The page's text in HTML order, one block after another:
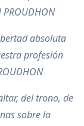
PROUDHON
absoluta
profesión
del trono, de
sobre la